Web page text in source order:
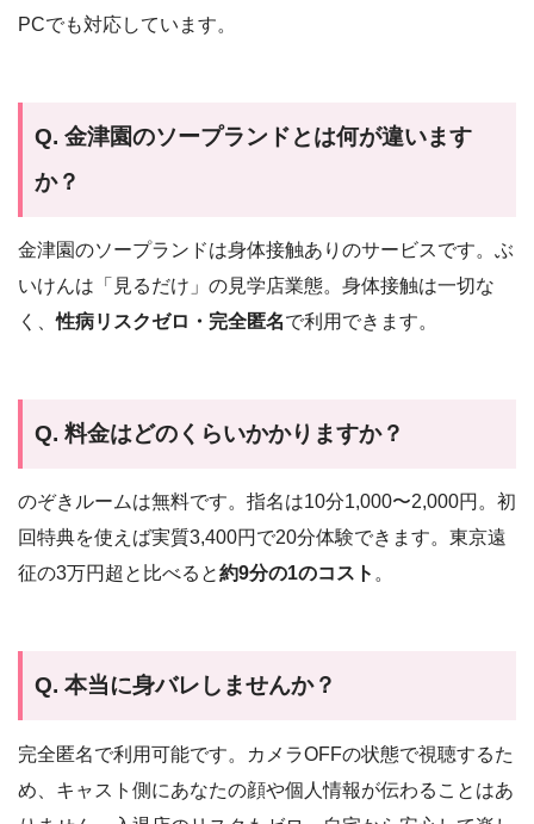
PCでも対応しています。
Q. 金津園のソープランドとは何が違います
か？
金津園のソープランドは身体接触ありのサービスです。ぶ
いけんは「見るだけ」の見学店業態。身体接触は一切な
く、性病リスクゼロ・完全匿名で利用できます。
Q. 料金はどのくらいかかりますか？
のぞきルームは無料です。指名は10分1,000〜2,000円。初
回特典を使えば実質3,400円で20分体験できます。東京遠
征の3万円超と比べると約9分の1のコスト 。
Q. 本当に身バレしませんか？
完全匿名で利用可能です。カメラOFFの状態で視聴するた
め、キャスト側にあなたの顔や個人情報が伝わることはあ